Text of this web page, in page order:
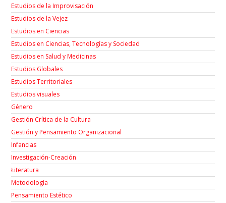
Estudios de la Improvisación
Estudios de la Vejez
Estudios en Ciencias
Estudios en Ciencias, Tecnologías y Sociedad
Estudios en Salud y Medicinas
Estudios Globales
Estudios Territoriales
Estudios visuales
Género
Gestión Crítica de la Cultura
Gestión y Pensamiento Organizacional
Infancias
Investigación-Creación
Łiteratura
Metodología
Pensamiento Estético